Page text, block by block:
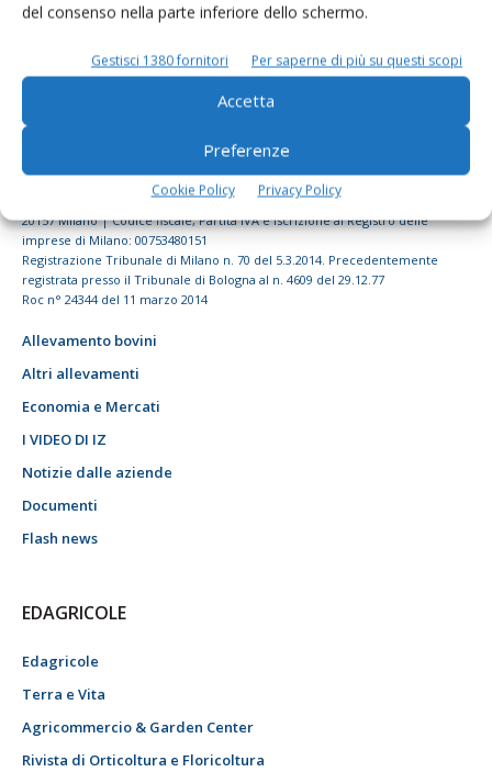
del consenso nella parte inferiore dello schermo.
Gestisci 1380 fornitori Per saperne di più su questi scopi
Accetta
Preferenze
Cookie Policy Privacy Policy
© Tecniche Nuove Spa. Tutti i diritti riservati. Sede legale Via Eritrea 21 -
20157 Milano | Codice fiscale, Partita IVA e Iscrizione al Registro delle
imprese di Milano: 00753480151
Registrazione Tribunale di Milano n. 70 del 5.3.2014. Precedentemente
registrata presso il Tribunale di Bologna al n. 4609 del 29.12.77
Roc n° 24344 del 11 marzo 2014
Allevamento bovini
Altri allevamenti
Economia e Mercati
I VIDEO DI IZ
Notizie dalle aziende
Documenti
Flash news
EDAGRICOLE
Edagricole
Terra e Vita
Agricommercio & Garden Center
Rivista di Orticoltura e Floricoltura